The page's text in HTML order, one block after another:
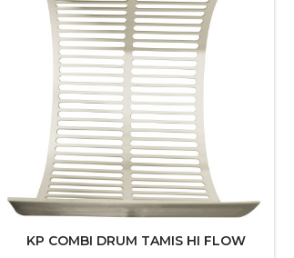
KP COMBI DRUM TAMIS HI FLOW